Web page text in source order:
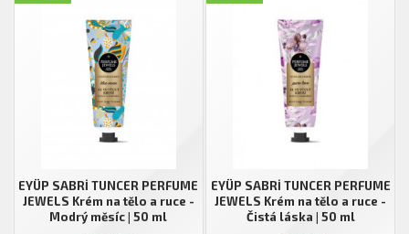
EYÜP SABRİ TUNCER PERFUME
JEWELS Krém na tělo a ruce -
Modrý měsíc | 50 ml
EYÜP SABRİ TUNCER PERFUME
JEWELS Krém na tělo a ruce -
Čistá láska | 50 ml